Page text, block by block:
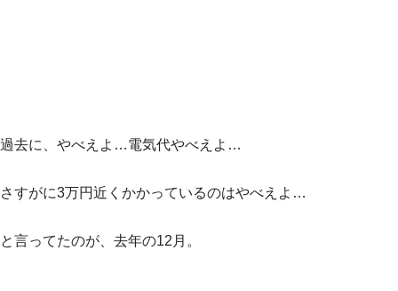
過去に、やべえよ…電気代やべえよ…
さすがに3万円近くかかっているのはやべえよ…
と言ってたのが、去年の12月。